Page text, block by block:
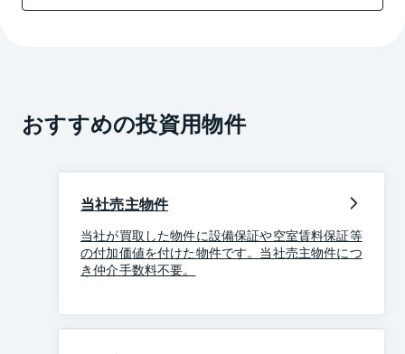
おすすめの投資用物件
当社売主物件
当社が買取した物件に設備保証や空室賃料保証等
の付加価値を付けた物件です。当社売主物件につ
き仲介手数料不要。